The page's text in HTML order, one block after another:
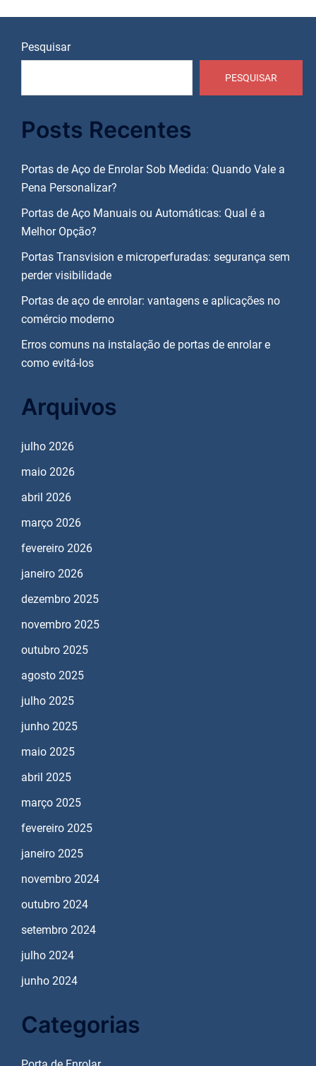
Pesquisar
PESQUISAR
Posts Recentes
Portas de Aço de Enrolar Sob Medida: Quando Vale a
Pena Personalizar?
Portas de Aço Manuais ou Automáticas: Qual é a
Melhor Opção?
Portas Transvision e microperfuradas: segurança sem
perder visibilidade
Portas de aço de enrolar: vantagens e aplicações no
comércio moderno
Erros comuns na instalação de portas de enrolar e
como evitá-los
Arquivos
julho 2026
maio 2026
abril 2026
março 2026
fevereiro 2026
janeiro 2026
dezembro 2025
novembro 2025
outubro 2025
agosto 2025
julho 2025
junho 2025
maio 2025
abril 2025
março 2025
fevereiro 2025
janeiro 2025
novembro 2024
outubro 2024
setembro 2024
julho 2024
junho 2024
Categorias